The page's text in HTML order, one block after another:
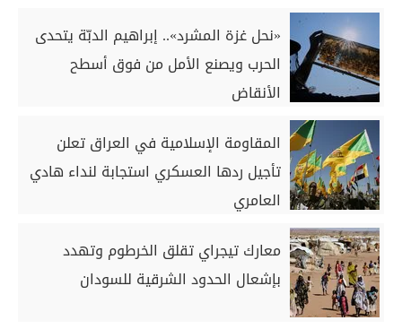
«نحل غزة المشرد».. إبراهيم الدبّة يتحدى
الحرب ويصنع الأمل من فوق أسطح
الأنقاض
المقاومة الإسلامية في العراق تعلن
تأجيل ردها العسكري استجابة لنداء هادي
العامري
معارك تيجراي تقلق الخرطوم وتهدد
بإشعال الحدود الشرقية للسودان